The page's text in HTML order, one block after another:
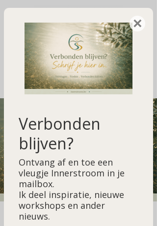
Welkom bij Innerstroom
×
Verbonden
blijven?
Ontvang af en toe een
vleugje Innerstroom in je
mailbox.
Ik deel inspiratie, nieuwe
workshops en ander
nieuws.